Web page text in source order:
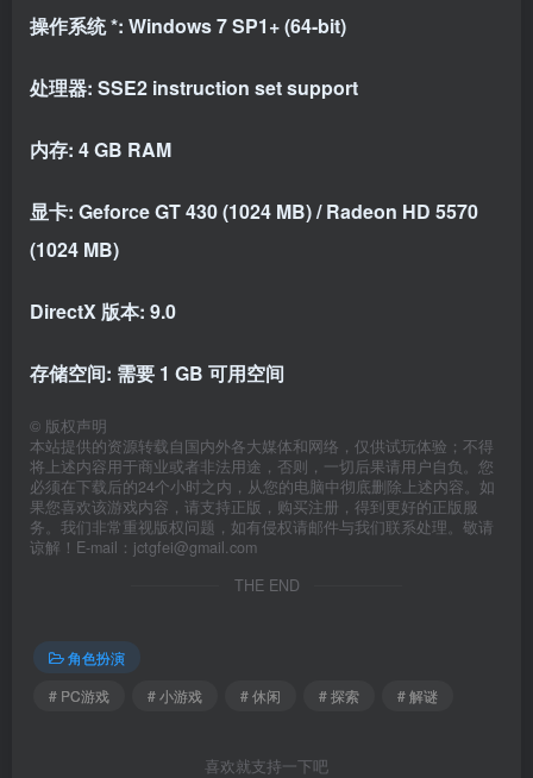
操作系统 *: Windows 7 SP1+ (64-bit)
处理器: SSE2 instruction set support
内存: 4 GB RAM
显卡: Geforce GT 430 (1024 MB) / Radeon HD 5570
(1024 MB)
DirectX 版本: 9.0
存储空间: 需要 1 GB 可用空间
© 版权声明
本站提供的资源转载自国内外各大媒体和网络，仅供试玩体验；不得
将上述内容用于商业或者非法用途，否则，一切后果请用户自负。您
必须在下载后的24个小时之内，从您的电脑中彻底删除上述内容。如
果您喜欢该游戏内容，请支持正版，购买注册，得到更好的正版服
务。我们非常重视版权问题，如有侵权请邮件与我们联系处理。敬请
谅解！E-mail：jctgfei@gmail.com
THE END
角色扮演
# PC游戏
# 小游戏 # 休闲 # 探索 # 解谜
喜欢就支持一下吧